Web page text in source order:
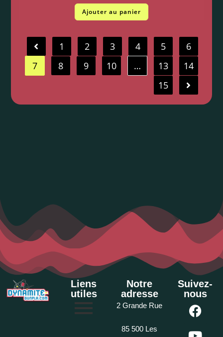
Ajouter au panier
1 2 3 4 5
6
7
8 9 10 … 13
14
15
Liens
utiles
Notre
adresse
2 Grande Rue
85 500 Les
Suivez-
nous